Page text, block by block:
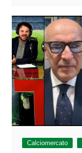
Calciomercato